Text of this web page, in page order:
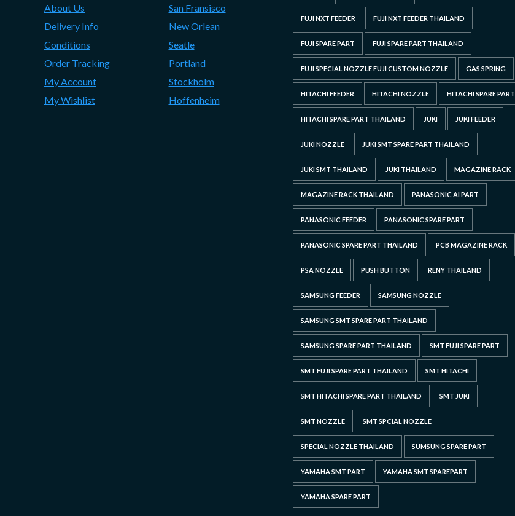
About Us
Delivery Info
Conditions
Order Tracking
My Account
My Wishlist
San Fransisco
New Orlean
Seatle
Portland
Stockholm
Hoffenheim
FUJI NXT FEEDER FUJI NXT FEEDER THAILAND
FUJI SPARE PART FUJI SPARE PART THAILAND
FUJI SPECIAL NOZZLE FUJI CUSTOM NOZZLE GAS SPRING
HITACHI FEEDER HITACHI NOZZLE HITACHI SPARE PART
HITACHI SPARE PART THAILAND JUKI JUKI FEEDER
JUKI NOZZLE JUKI SMT SPARE PART THAILAND
JUKI SMT THAILAND JUKI THAILAND MAGAZINE RACK
MAGAZINE RACK THAILAND PANASONIC AI PART
PANASONIC FEEDER PANASONIC SPARE PART
PANASONIC SPARE PART THAILAND PCB MAGAZINE RACK
PSA NOZZLE PUSH BUTTON RENY THAILAND
SAMSUNG FEEDER SAMSUNG NOZZLE
SAMSUNG SMT SPARE PART THAILAND
SAMSUNG SPARE PART THAILAND SMT FUJI SPARE PART
SMT FUJI SPARE PART THAILAND SMT HITACHI
SMT HITACHI SPARE PART THAILAND SMT JUKI
SMT NOZZLE SMT SPCIAL NOZZLE
SPECIAL NOZZLE THAILAND SUMSUNG SPARE PART
YAMAHA SMT PART YAMAHA SMT SPAREPART
YAMAHA SPARE PART